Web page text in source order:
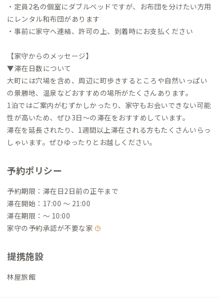
・定員2名の個室にダブルベッドですが、お布団を分けたい方用
にレンタル和布団があります
・事前に家守へ連絡、許可の上、到着時にお支払ください
【家守からのメッセージ】
▼滞在日数について
大町には穴場を含め、周辺に町歩きするところや自然いっぱい
の景勝地、温泉などおすすめの場所がたくさんあります。
1泊ではご案内がむずかしかったり、家守もお会いできない可能
性が高いため、ぜひ3日〜の滞在をおすすめしています。
滞在を延長されたり、1週間以上滞在される方もたくさんいらっ
しゃいます。ぜひゆったりとお越しください。
予約ポリシー
予約期限：滞在日2日前の正午まで
滞在開始：17:00 〜 21:00
滞在期限：〜 10:00
家守の予約承認が不要な家
提携施設
林屋旅館